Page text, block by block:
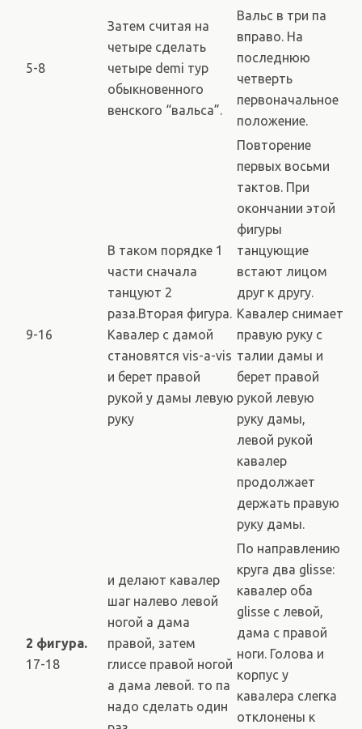
5-8
Затем считая на
четыре сделать
четыре demi тур
обыкновенного
венского “вальса”.
Вальс в три па
вправо. На
последнюю
четверть
первоначальное
положение.
9-16
В таком порядке 1
части сначала
танцуют 2
раза.Вторая фигура.
Кавалер с дамой
становятся vis-a-vis
и берет правой
рукой у дамы левую
руку
Повторение
первых восьми
тактов. При
окончании этой
фигуры
танцующие
встают лицом
друг к другу.
Кавалер снимает
правую руку с
талии дамы и
берет правой
рукой левую
руку дамы,
левой рукой
кавалер
продолжает
держать правую
руку дамы.
2 фигура.
17-18
и делают кавалер
шаг налево левой
ногой а дама
правой, затем
глиссе правой ногой
а дама левой. то па
надо сделать один
По направлению
круга два glisse:
кавалер оба
glisse с левой,
дама с правой
ноги. Голова и
корпус у
кавалера слегка
отклонены к